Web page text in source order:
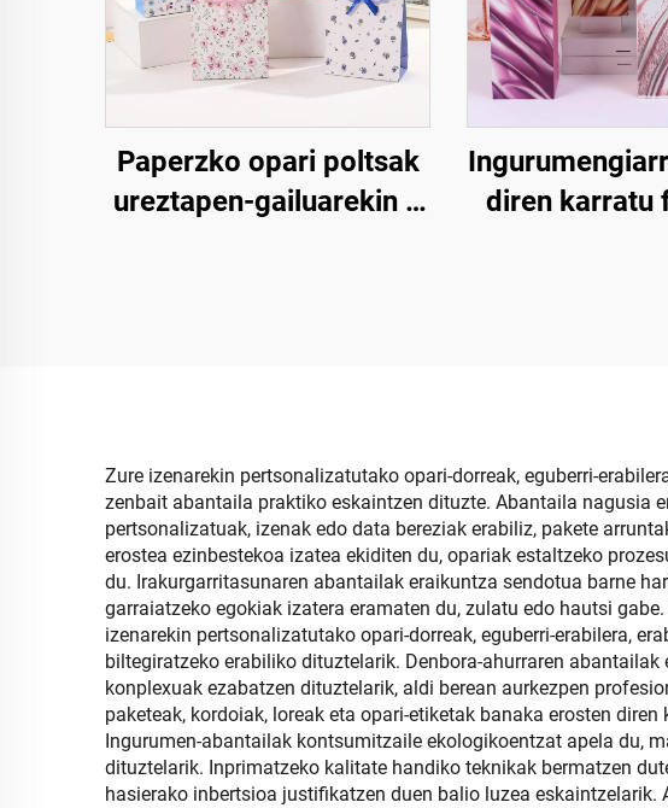
Paperzko opari poltsak
ureztapen-gailuarekin –
diren karratu
Zure izenarekin pertsonalizatutako opari-dorreak, eguberri-
zenbait abantaila praktiko eskaintzen dituzte. Abantaila nagusia
pertsonalizatuak, izenak edo data bereziak erabiliz, pakete
erostea ezinbestekoa izatea ekiditen du, opariak estaltzeko
du. Irakurgarritasunaren abantailak eraikuntza sendotua barne
garraiatzeko egokiak izatera eramaten du, zulatu edo hautsi
izenarekin pertsonalizatutako opari-dorreak, eguberri-erabilera,
biltegiratzeko erabiliko dituztelarik. Denbora-ahurraren
konplexuak ezabatzen dituztelarik, aldi berean aurkezpen
paketeak, kordoiak, loreak eta opari-etiketak banaka erosten
Ingurumen-abantailak kontsumitzaile ekologikoentzat apela du,
dituztelarik. Inprimatzeko kalitate handiko teknikak bermatzen
hasierako inbertsioa justifikatzen duen balio luzea